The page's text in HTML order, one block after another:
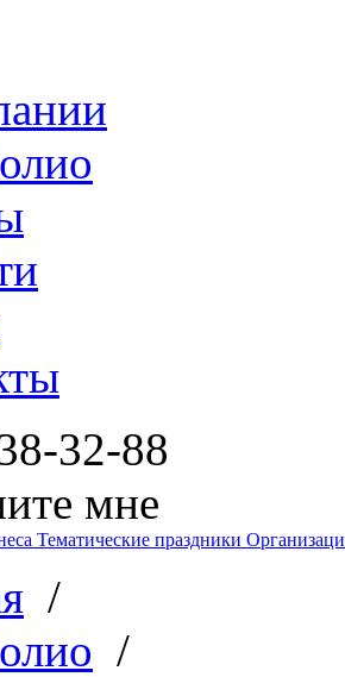
32-88
мне
Тематические праздники
/
/